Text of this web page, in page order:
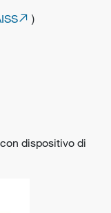
)
dispositivo di